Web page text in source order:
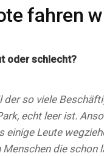
fahren
oder schlecht?
der so viele
echt leer ist.
einige Leute
die schon